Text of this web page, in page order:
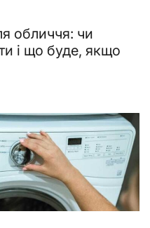
обличчя: чи
і що буде, якщо